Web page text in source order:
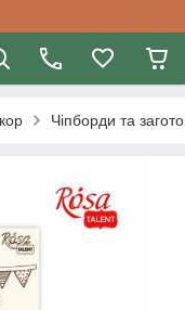
Чіпборди та